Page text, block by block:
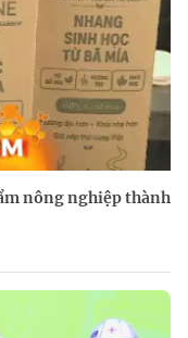
nông nghiệp thành